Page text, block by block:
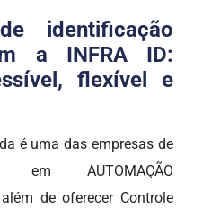
identificação
a INFRA ID:
flexível e
é uma das empresas de
em AUTOMAÇÃO
além de oferecer Controle